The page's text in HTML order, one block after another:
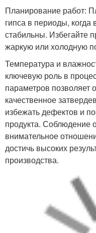
Планирование работ:
гипса в периоды,
стабильны. Избегайте
жаркую или холодную
Температура и
ключевую роль в
параметров позволяет
качественное
избежать дефектов и
продукта. Соблюдение
внимательное
достичь высоких
производства.